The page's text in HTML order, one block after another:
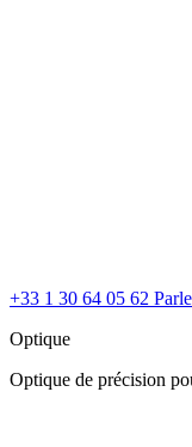
+33 1 30 64 05 62
Optique
Optique de précision